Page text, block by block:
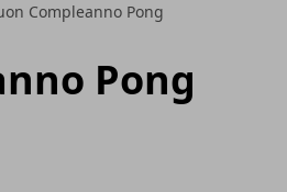
Compleanno Pong
Pong